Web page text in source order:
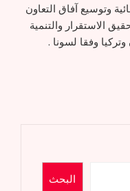
وتوسيع آفاق التعاون
الاستقرار والتنمية
وفقا لسونا .
البحث